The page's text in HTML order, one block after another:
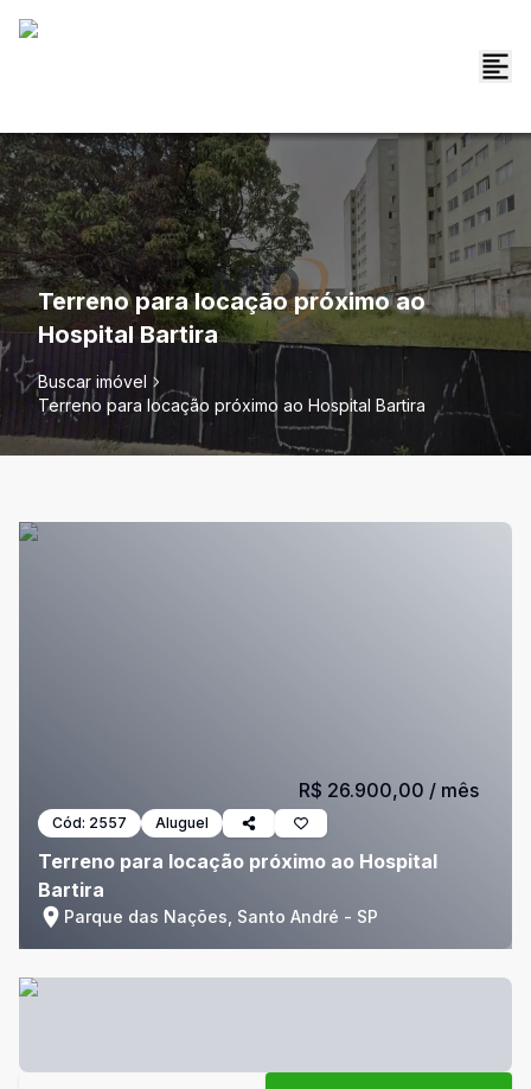
Terreno para locação próximo ao
Hospital Bartira
Buscar imóvel
Terreno para locação próximo ao Hospital Bartira
Cód: 2557 Aluguel
Terreno para locação próximo ao Hospital
Bartira
Parque das Nações, Santo André - SP
R$ 26.900,00 / mês